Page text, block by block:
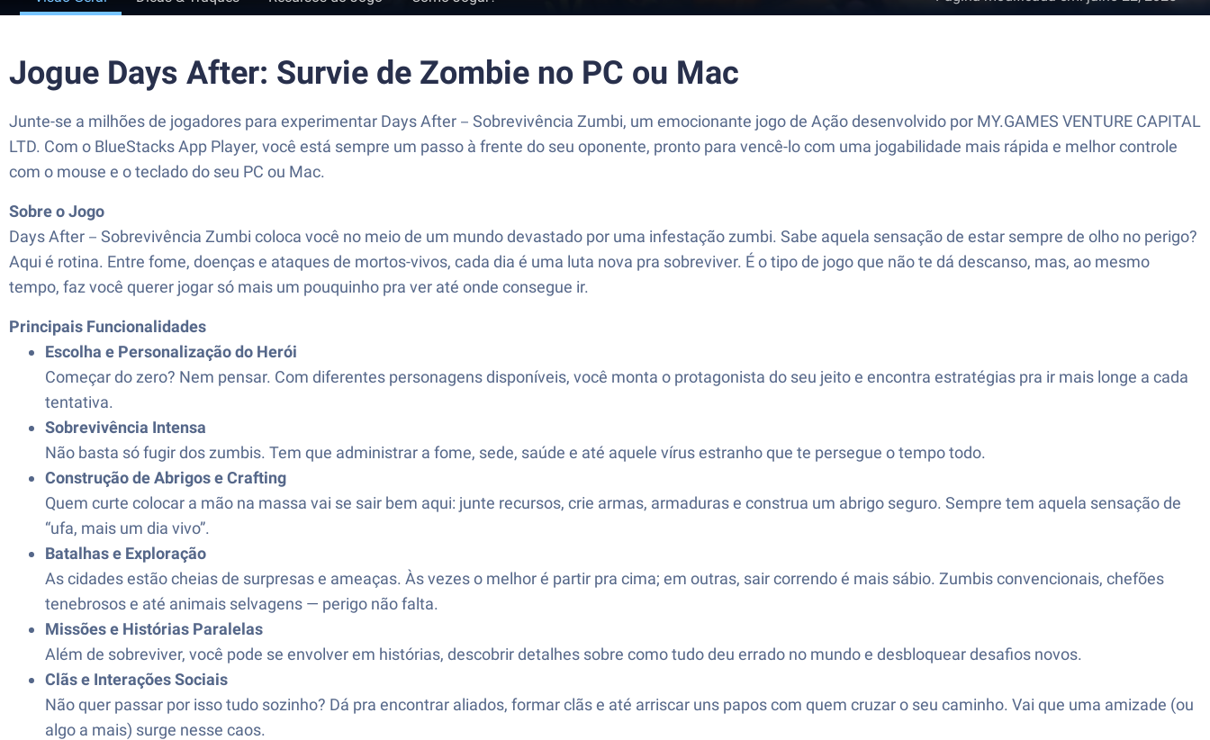
Jogue Days After: Survie de Zombie no PC ou Mac
Junte-se a milhões de jogadores para experimentar Days After－Sobrevivência Zumbi, um emocionante jogo de Ação desenvolvido por MY.GAMES VENTURE CAPITAL
LTD. Com o BlueStacks App Player, você está sempre um passo à frente do seu oponente, pronto para vencê-lo com uma jogabilidade mais rápida e melhor controle
com o mouse e o teclado do seu PC ou Mac.
Sobre o Jogo
Days After－Sobrevivência Zumbi coloca você no meio de um mundo devastado por uma infestação zumbi. Sabe aquela sensação de estar sempre de olho no perigo?
Aqui é rotina. Entre fome, doenças e ataques de mortos-vivos, cada dia é uma luta nova pra sobreviver. É o tipo de jogo que não te dá descanso, mas, ao mesmo
tempo, faz você querer jogar só mais um pouquinho pra ver até onde consegue ir.
Principais Funcionalidades
Escolha e Personalização do Herói
Começar do zero? Nem pensar. Com diferentes personagens disponíveis, você monta o protagonista do seu jeito e encontra estratégias pra ir mais longe a cada
tentativa.
Sobrevivência Intensa
Não basta só fugir dos zumbis. Tem que administrar a fome, sede, saúde e até aquele vírus estranho que te persegue o tempo todo.
Construção de Abrigos e Crafting
Quem curte colocar a mão na massa vai se sair bem aqui: junte recursos, crie armas, armaduras e construa um abrigo seguro. Sempre tem aquela sensação de
“ufa, mais um dia vivo”.
Batalhas e Exploração
As cidades estão cheias de surpresas e ameaças. Às vezes o melhor é partir pra cima; em outras, sair correndo é mais sábio. Zumbis convencionais, chefões
tenebrosos e até animais selvagens — perigo não falta.
Missões e Histórias Paralelas
Além de sobreviver, você pode se envolver em histórias, descobrir detalhes sobre como tudo deu errado no mundo e desbloquear desafios novos.
Clãs e Interações Sociais
Não quer passar por isso tudo sozinho? Dá pra encontrar aliados, formar clãs e até arriscar uns papos com quem cruzar o seu caminho. Vai que uma amizade (ou
algo a mais) surge nesse caos.